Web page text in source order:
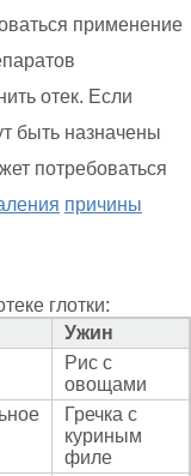
применение
отек. Если
быть назначены
потребоваться
причины
глотки:
Ужин
Рис с
овощами
Гречка с
куриным
филе